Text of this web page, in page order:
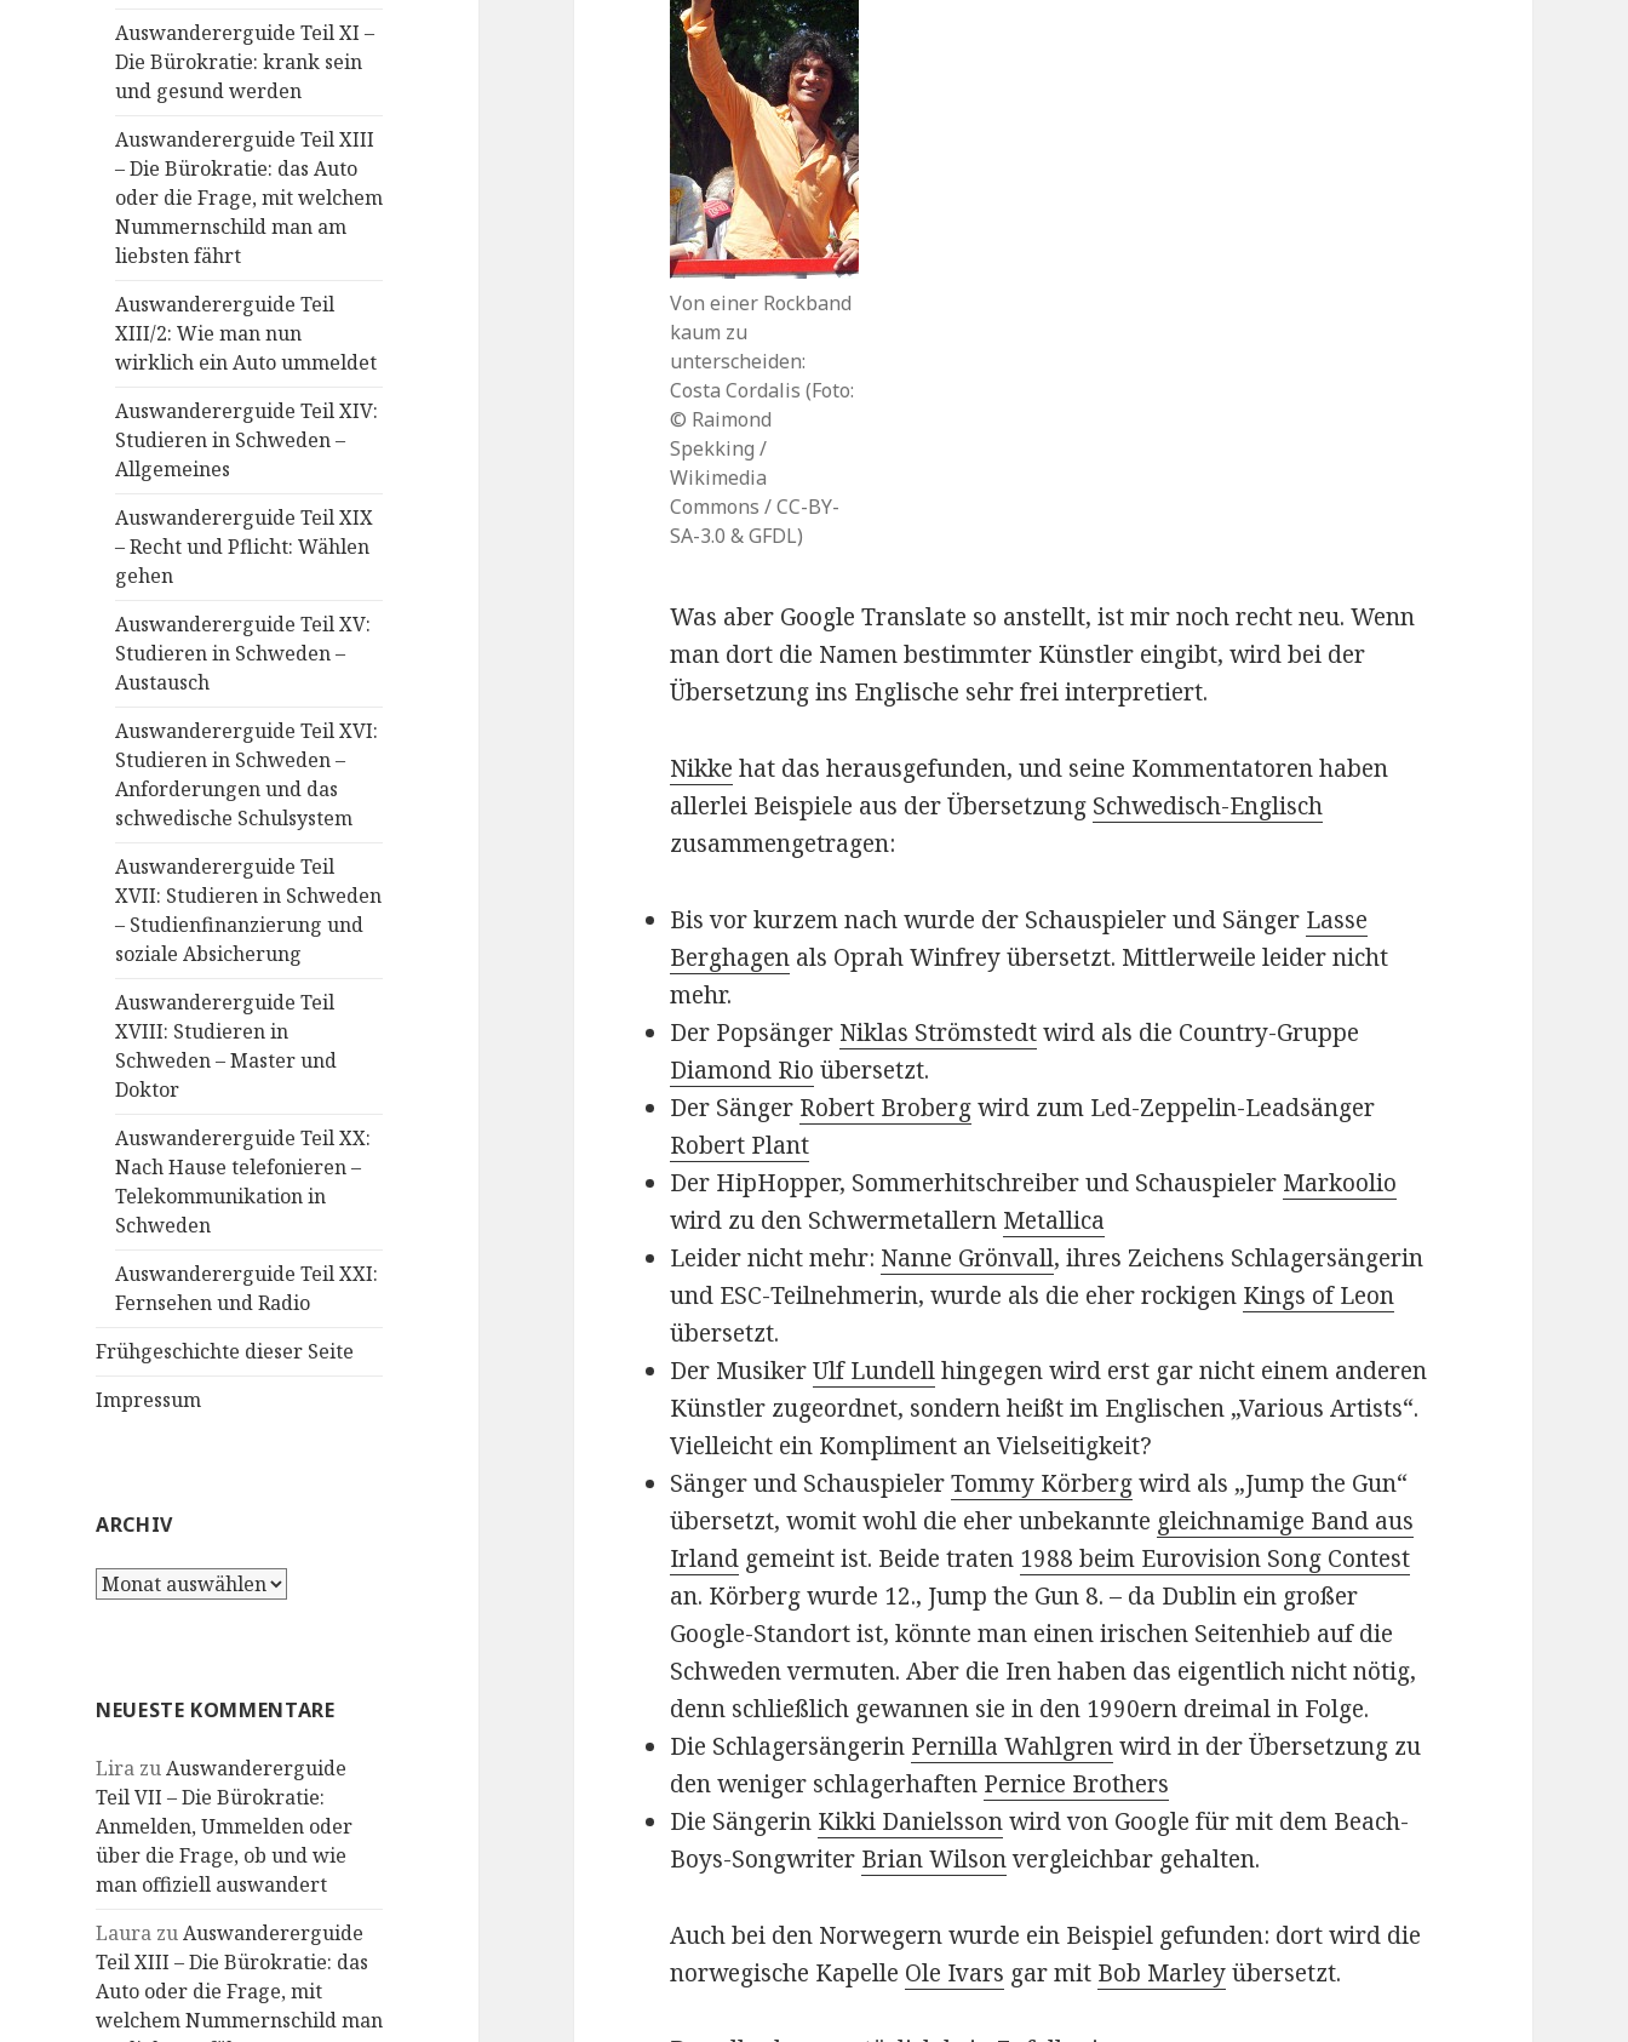
Auswandererguide Teil XI –
Die Bürokratie: krank sein
und gesund werden
Auswandererguide Teil XIII
– Die Bürokratie: das Auto
oder die Frage, mit welchem
Nummernschild man am
liebsten fährt
Auswandererguide Teil
XIII/2: Wie man nun
wirklich ein Auto ummeldet
Auswandererguide Teil XIV:
Studieren in Schweden –
Allgemeines
Auswandererguide Teil XIX
– Recht und Pflicht: Wählen
gehen
Auswandererguide Teil XV:
Studieren in Schweden –
Austausch
Auswandererguide Teil XVI:
Studieren in Schweden –
Anforderungen und das
schwedische Schulsystem
Auswandererguide Teil
XVII: Studieren in Schweden
– Studienfinanzierung und
soziale Absicherung
Auswandererguide Teil
XVIII: Studieren in
Schweden – Master und
Doktor
Auswandererguide Teil XX:
Nach Hause telefonieren –
Telekommunikation in
Schweden
Auswandererguide Teil XXI:
Fernsehen und Radio
Frühgeschichte dieser Seite
Impressum
ARCHIV
Archiv
NEUESTE KOMMENTARE
Lira zuAuswandererguide
Teil VII – Die Bürokratie:
Anmelden, Ummelden oder
über die Frage, ob und wie
man offiziell auswandert
Laura zuAuswandererguide
Teil XIII – Die Bürokratie: das
Auto oder die Frage, mit
welchem Nummernschild man
Von einer Rockband
kaum zu
unterscheiden:
Costa Cordalis (Foto:
© Raimond
Spekking /
Wikimedia
Commons / CC-BY-
SA-3.0 & GFDL)
Was aber Google Translate so anstellt, ist mir noch recht neu. Wenn
man dort die Namen bestimmter Künstler eingibt, wird bei der
Übersetzung ins Englische sehr frei interpretiert.
Nikke hat das herausgefunden, und seine Kommentatoren haben
allerlei Beispiele aus der Übersetzung Schwedisch-Englisch
zusammengetragen:
Bis vor kurzem nach wurde der Schauspieler und Sänger Lasse
Berghagen als Oprah Winfrey übersetzt. Mittlerweile leider nicht
mehr.
Der Popsänger Niklas Strömstedtwird als die Country-Gruppe
Diamond Rio übersetzt.
Der Sänger Robert Brobergwird zum Led-Zeppelin-Leadsänger
Robert Plant
Der HipHopper, Sommerhitschreiber und Schauspieler Markoolio
wird zu den Schwermetallern Metallica
Leider nicht mehr: Nanne Grönvall, ihres Zeichens Schlagersängerin
und ESC-Teilnehmerin, wurde als die eher rockigen Kings of Leon
übersetzt.
Der MusikerUlf Lundellhingegen wird erst gar nicht einem anderen
Künstler zugeordnet, sondern heißt im Englischen „Various Artists“.
Vielleicht ein Kompliment an Vielseitigkeit?
Sänger und SchauspielerTommy Körbergwird als „Jump the Gun“
übersetzt, womit wohl die eher unbekannte gleichnamige Band aus
Irland gemeint ist. Beide traten 1988 beim Eurovision Song Contest
an. Körberg wurde 12., Jump the Gun 8. – da Dublin ein großer
Google-Standort ist, könnte man einen irischen Seitenhieb auf die
Schweden vermuten. Aber die Iren haben das eigentlich nicht nötig,
denn schließlich gewannen sie in den 1990ern dreimal in Folge.
Die Schlagersängerin Pernilla Wahlgrenwird in der Übersetzung zu
den weniger schlagerhaften Pernice Brothers
Die Sängerin Kikki Danielssonwird von Google für mit dem Beach-
Boys-Songwriter Brian Wilsonvergleichbar gehalten.
Auch bei den Norwegern wurde ein Beispiel gefunden: dort wird die
norwegische Kapelle Ole Ivars gar mit Bob Marleyübersetzt.